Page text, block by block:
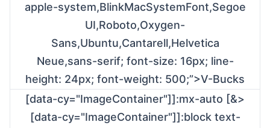
apple-system,BlinkMacSystemFont,Segoe
UI,Roboto,Oxygen-
Sans,Ubuntu,Cantarell,Helvetica
Neue,sans-serif; font-size: 16px; line-
height: 24px; font-weight: 500;”>V-Bucks
[data-cy="ImageContainer"]]:mx-auto [&>
[data-cy="ImageContainer"]]:block text-